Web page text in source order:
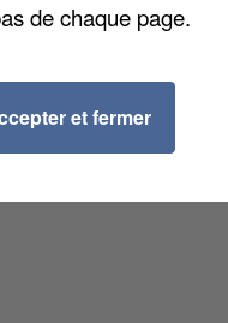
de chaque page.
et fermer